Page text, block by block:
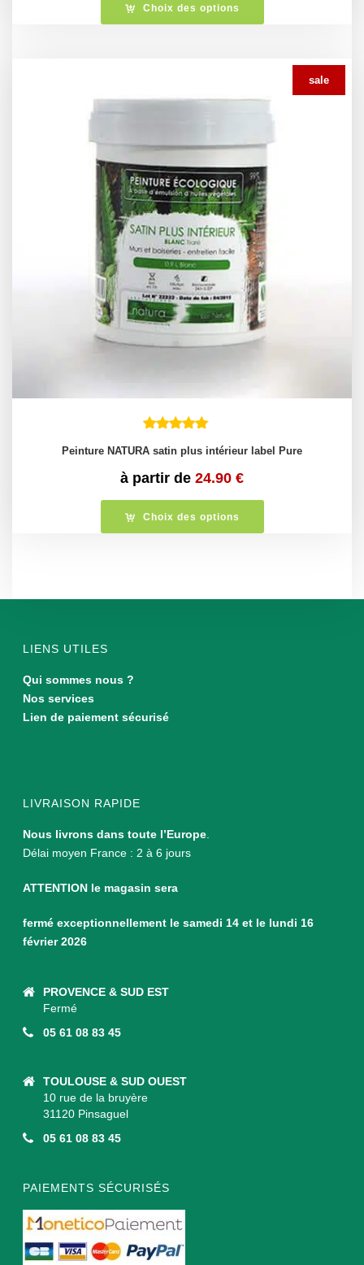
Choix des options
sale
Peinture NATURA satin plus intérieur label Pure
à partir de 24.90 €
Choix des options
LIENS UTILES
Qui sommes nous ?
Nos services
Lien de paiement sécurisé
LIVRAISON RAPIDE
Nous livrons dans toute l’Europe
Délai moyen France : 2 à 6 jours
ATTENTION le magasin sera
fermé exceptionnellement le samedi 14 et le lundi 16
février 2026
PROVENCE & SUD EST
Fermé
05 61 08 83 45
TOULOUSE & SUD OUEST
10 rue de la bruyère
31120 Pinsaguel
05 61 08 83 45
PAIEMENTS SÉCURISÉS